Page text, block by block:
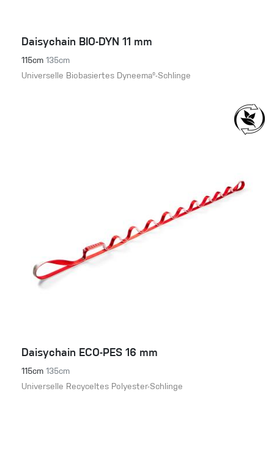
Daisychain BIO-DYN 11 mm
115cm 135cm
Universelle Biobasiertes Dyneema®-Schlinge
Daisychain ECO-PES 16 mm
115cm 135cm
Universelle Recyceltes Polyester-Schlinge